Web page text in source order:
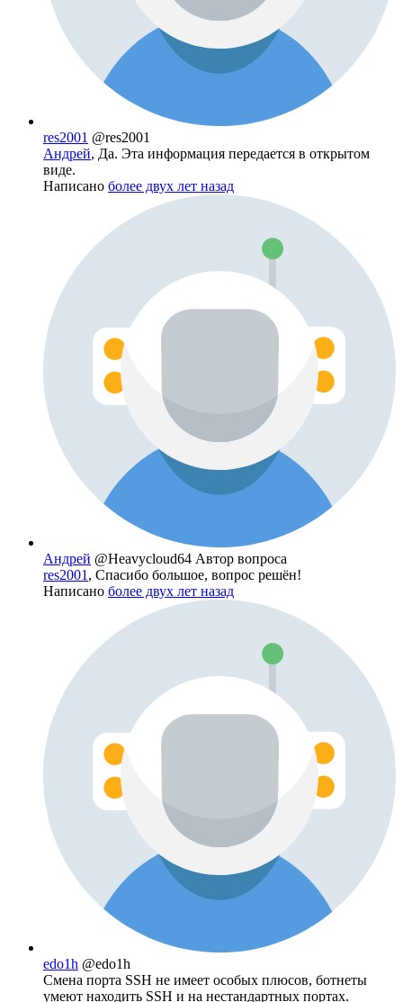
res2001 @res2001
Андрей, Да. Эта информация передается в открытом
виде.
Написано более двух лет назад
Андрей @Heavycloud64 Автор вопроса
res2001 , Спасибо большое, вопрос решён!
Написано более двух лет назад
edo1h @edo1h
Смена порта SSH не имеет особых плюсов, ботнеты
умеют находить SSH и на нестандартных портах.